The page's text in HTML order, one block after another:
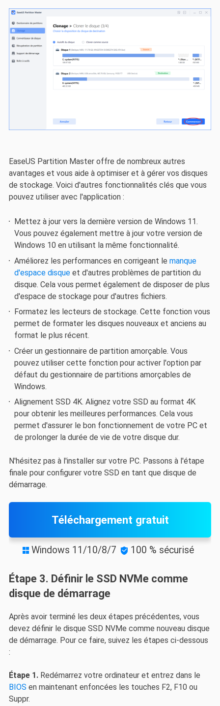
EaseUS Partition Master offre de nombreux autres
avantages et vous aide à optimiser et à gérer vos disques
de stockage. Voici d'autres fonctionnalités clés que vous
pouvez utiliser avec l'application :
Mettez à jour vers la dernière version de Windows 11.
Vous pouvez également mettre à jour votre version de
Windows 10 en utilisant la même fonctionnalité.
Améliorez les performances en corrigeant lemanque
d'espace disque et d'autres problèmes de partition du
disque. Cela vous permet également de disposer de plus
d'espace de stockage pour d'autres fichiers.
Formatez les lecteurs de stockage. Cette fonction vous
permet de formater les disques nouveaux et anciens au
format le plus récent.
Créer un gestionnaire de partition amorçable. Vous
pouvez utiliser cette fonction pour activer l'option par
défaut du gestionnaire de partitions amorçables de
Windows.
Alignement SSD 4K. Alignez votre SSD au format 4K
pour obtenir les meilleures performances. Cela vous
permet d'assurer le bon fonctionnement de votre PC et
de prolonger la durée de vie de votre disque dur.
N'hésitez pas à l'installer sur votre PC. Passons à l'étape
finale pour configurer votre SSD en tant que disque de
démarrage.
Téléchargement gratuit
 Windows 11/10/8/7  100 % sécurisé
Étape 3. Définir le SSD NVMe comme
disque de démarrage
Après avoir terminé les deux étapes précédentes, vous
devez définir le disque SSD NVMe comme nouveau disque
de démarrage. Pour ce faire, suivez les étapes ci-dessous
:
Étape 1. Redémarrez votre ordinateur et entrez dans le
BIOS en maintenant enfoncées les touches F2, F10 ou
Suppr.